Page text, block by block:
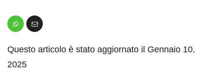
Questo articolo è stato aggiornato il Gennaio 10,
2025